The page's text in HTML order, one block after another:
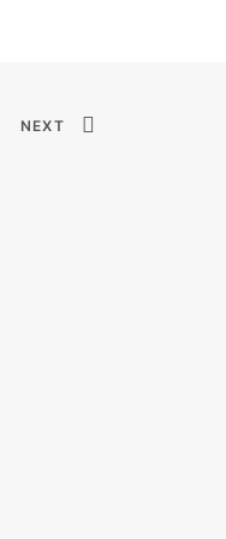
NEXT